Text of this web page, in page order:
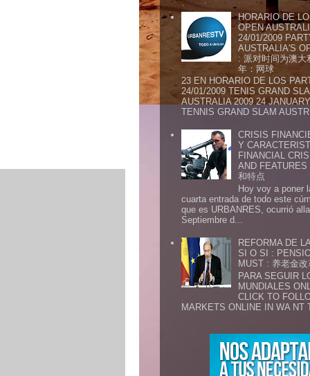
HORARIO DE
OPEN
24/01/2009
AUSTRALIA'S
: 派对时间为澳大
年：网球
23 EN HORARIO DE LOS
24/01/2009 TENIS GRAND
AUSTRALIA 2009 24
TENNIS GRAND SLAM
CRISIS
Y
FINANCIAL
AND
和特点
Hoy voy a poner
cuarta entrada de todo este
que es URBANRES, ocurrió
Septiembre d...
REFORMA DE
SI O SI :
MUST : 养老金
PARA SEGUIR
MUNDIALES
CLICK TO
MARKETS ONLINE IN WA NT